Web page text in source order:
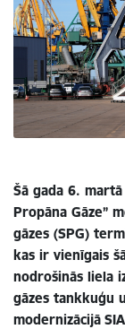
Šā gada 6.
Propāna Gāze”
gāzes (SPG)
kas ir vienīgais
nodrošinās liela
gāzes tankkuģu
modernizācijā